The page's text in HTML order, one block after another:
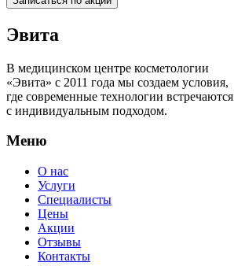
Эвита
В медицинском центре косметологии
«Эвита» с 2011 года мы создаем условия,
где современные технологии встречаются
с индивидуальным подходом.
Меню
О нас
Услуги
Специалисты
Цены
Акции
Отзывы
Контакты